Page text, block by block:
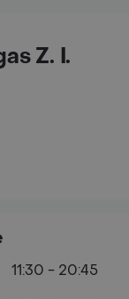
Z. I.
11:30 - 20:45